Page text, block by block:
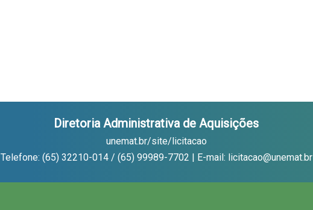
Diretoria Administrativa de Aquisições
unemat.br/site/licitacao
Telefone: (65) 32210-014 / (65) 99989-7702 | E-mail: licitacao@unemat.br